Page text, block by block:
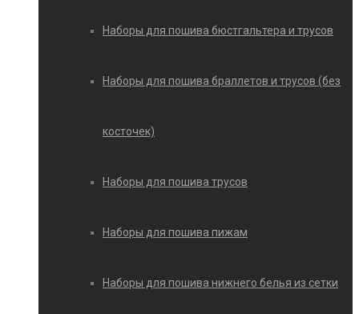
Наборы для пошива бюстгальтера и трусов
Наборы для пошива браллетов и трусов (без
косточек)
Наборы для пошива трусов
Наборы для пошива пижам
Наборы для пошива нижнего белья из сетки